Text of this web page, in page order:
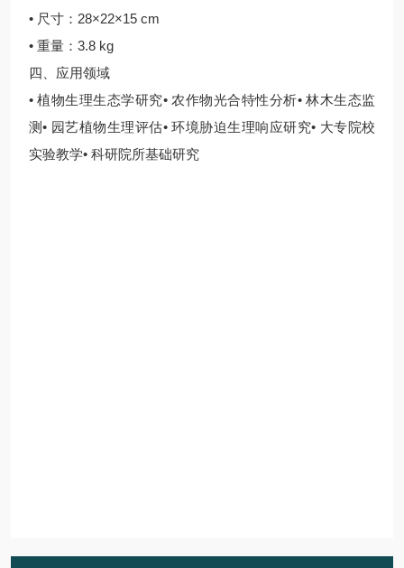
• 尺寸：28×22×15 cm
• 重量：3.8 kg
四、应用领域
• 植物生理生态学研究• 农作物光合特性分析• 林木生态监
测• 园艺植物生理评估• 环境胁迫生理响应研究• 大专院校
实验教学• 科研院所基础研究